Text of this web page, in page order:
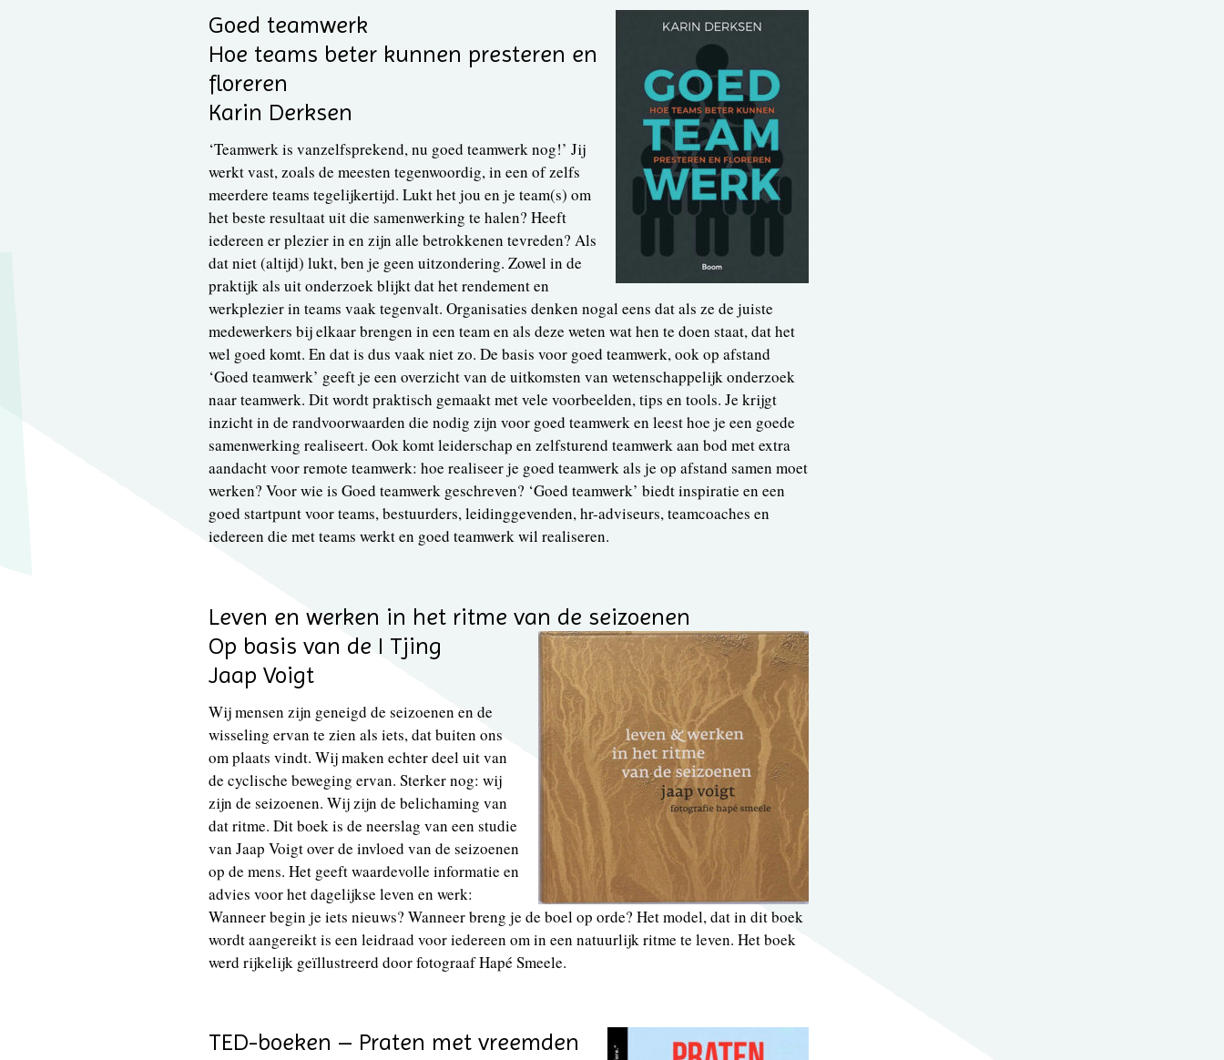
Goed teamwerk
Hoe teams beter kunnen presteren en
floreren
Karin Derksen
‘Teamwerk is vanzelfsprekend, nu goed teamwerk nog!’ Jij
werkt vast, zoals de meesten tegenwoordig, in een of zelfs
meerdere teams tegelijkertijd. Lukt het jou en je team(s) om
het beste resultaat uit die samenwerking te halen? Heeft
iedereen er plezier in en zijn alle betrokkenen tevreden? Als
dat niet (altijd) lukt, ben je geen uitzondering. Zowel in de
praktijk als uit onderzoek blijkt dat het rendement en
werkplezier in teams vaak tegenvalt. Organisaties denken nogal eens dat als ze de juiste
medewerkers bij elkaar brengen in een team en als deze weten wat hen te doen staat, dat het
wel goed komt. En dat is dus vaak niet zo. De basis voor goed teamwerk, ook op afstand
‘Goed teamwerk’ geeft je een overzicht van de uitkomsten van wetenschappelijk onderzoek
naar teamwerk. Dit wordt praktisch gemaakt met vele voorbeelden, tips en tools. Je krijgt
inzicht in de randvoorwaarden die nodig zijn voor goed teamwerk en leest hoe je een goede
samenwerking realiseert. Ook komt leiderschap en zelfsturend teamwerk aan bod met extra
aandacht voor remote teamwerk: hoe realiseer je goed teamwerk als je op afstand samen moet
werken? Voor wie is Goed teamwerk geschreven? ‘Goed teamwerk’ biedt inspiratie en een
goed startpunt voor teams, bestuurders, leidinggevenden, hr-adviseurs, teamcoaches en
iedereen die met teams werkt en goed teamwerk wil realiseren.
Leven en werken in het ritme van de seizoenen
Op basis van de I Tjing
Jaap Voigt
Wij mensen zijn geneigd de seizoenen en de
wisseling ervan te zien als iets, dat buiten ons
om plaats vindt. Wij maken echter deel uit van
de cyclische beweging ervan. Sterker nog: wij
zijn de seizoenen. Wij zijn de belichaming van
dat ritme. Dit boek is de neerslag van een studie
van Jaap Voigt over de invloed van de seizoenen
op de mens. Het geeft waardevolle informatie en
advies voor het dagelijkse leven en werk:
Wanneer begin je iets nieuws? Wanneer breng je de boel op orde? Het model, dat in dit boek
wordt aangereikt is een leidraad voor iedereen om in een natuurlijk ritme te leven. Het boek
werd rijkelijk geïllustreerd door fotograaf Hapé Smeele.
TED-boeken – Praten met vreemden